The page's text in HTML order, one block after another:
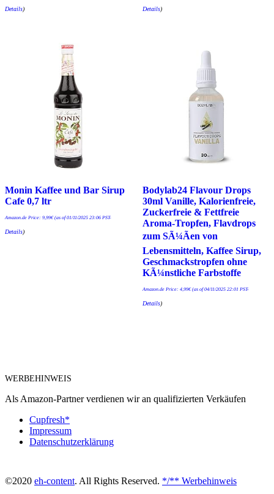
Details) Details)
Monin Kaffee und Bar Sirup
Cafe 0,7 ltr
Amazon.de Price: 9,99€(as of 01/11/2025 23:06 PST-
Details)
Bodylab24 Flavour Drops
30ml Vanille, Kalorienfreie,
Zuckerfreie & Fettfreie
Aroma-Tropfen, Flavdrops
zum SÃ¼Ãen von
Lebensmitteln, Kaffee Sirup,
Geschmackstropfen ohne
KÃ¼nstliche Farbstoffe
Amazon.de Price: 4,99€(as of 04/11/2025 22:01 PST-
Details)
WERBEHINWEIS
Als Amazon-Partner verdienen wir an qualifizierten Verkäufen
Cupfresh*
Impressum
Datenschutzerklärung
©2020 eh-content. All Rights Reserved. */** Werbehinweis